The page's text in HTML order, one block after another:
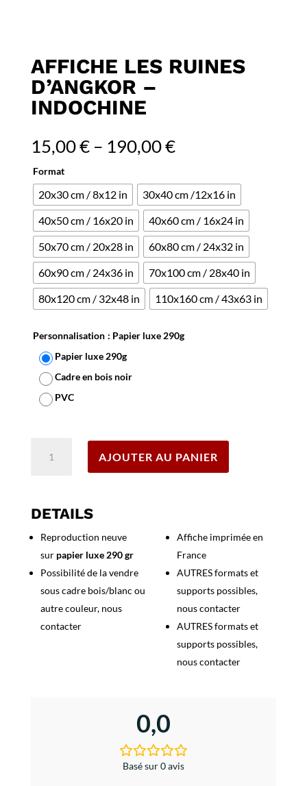
AFFICHE LES RUINES
D’ANGKOR –
INDOCHINE
15,00€– 190,00€
Format
20x30 cm / 8x12 in
30x40 cm /12x16 in
40x50 cm / 16x20 in
40x60 cm / 16x24 in
50x70 cm / 20x28 in
60x80 cm / 24x32 in
60x90 cm / 24x36 in
70x100 cm / 28x40 in
80x120 cm / 32x48 in
110x160 cm / 43x63 in
Personnalisation : Papier luxe 290g
Papier luxe 290g
Cadre en bois noir
PVC
Ruines
-
Indochine
AJOUTER AU PANIER
DETAILS
Reproduction neuve
sur papier luxe 290 gr
Possibilité de la vendre
sous cadre bois/blanc ou
autre couleur, nous
contacter
Affiche imprimée en
France
AUTRES formats et
supports possibles,
nous contacter
AUTRES formats et
supports possibles,
nous contacter
0,0
Basé sur 0 avis